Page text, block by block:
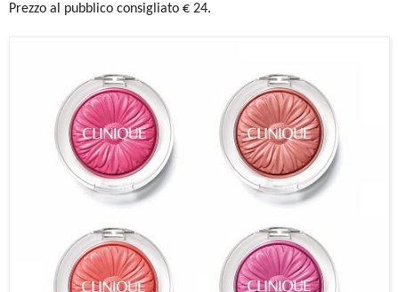
Prezzo al pubblico consigliato € 24.